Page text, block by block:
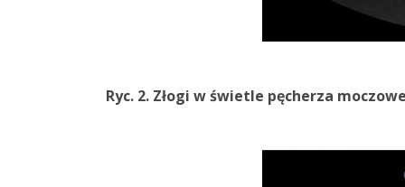
Ryc. 2. Złogi w świetle pęcherza